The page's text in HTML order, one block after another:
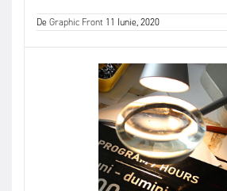
DeGraphic Front 11 Iunie, 2020